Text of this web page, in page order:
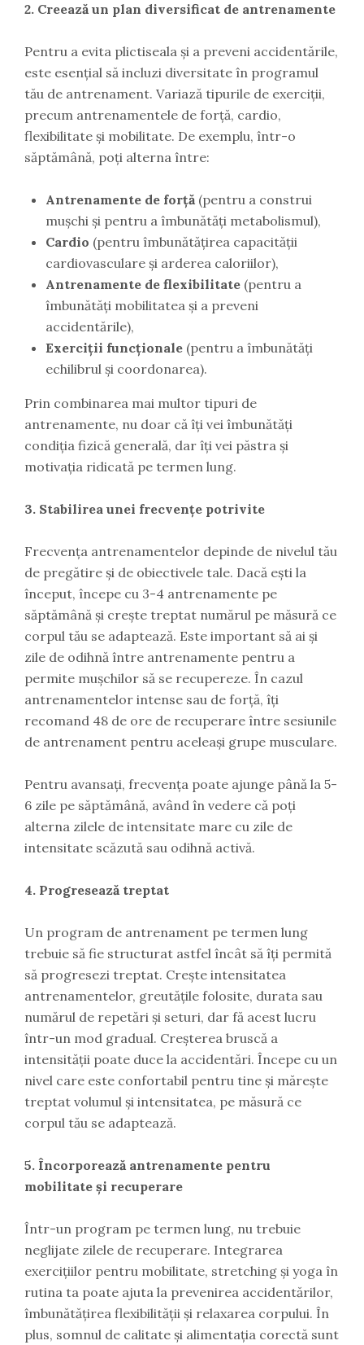
2. Creează un plan diversificat de antrenamente
Pentru a evita plictiseala și a preveni accidentările,
este esențial să incluzi diversitate în programul
tău de antrenament. Variază tipurile de exerciții,
precum antrenamentele de forță, cardio,
flexibilitate și mobilitate. De exemplu, într-o
săptămână, poți alterna între:
Antrenamente de forță (pentru a construi
mușchi și pentru a îmbunătăți metabolismul),
Cardio (pentru îmbunătățirea capacității
cardiovasculare și arderea caloriilor),
Antrenamente de flexibilitate (pentru a
îmbunătăți mobilitatea și a preveni
accidentările),
Exerciții funcționale (pentru a îmbunătăți
echilibrul și coordonarea).
Prin combinarea mai multor tipuri de
antrenamente, nu doar că îți vei îmbunătăți
condiția fizică generală, dar îți vei păstra și
motivația ridicată pe termen lung.
3. Stabilirea unei frecvențe potrivite
Frecvența antrenamentelor depinde de nivelul tău
de pregătire și de obiectivele tale. Dacă ești la
început, începe cu 3-4 antrenamente pe
săptămână și crește treptat numărul pe măsură ce
corpul tău se adaptează. Este important să ai și
zile de odihnă între antrenamente pentru a
permite mușchilor să se recupereze. În cazul
antrenamentelor intense sau de forță, îți
recomand 48 de ore de recuperare între sesiunile
de antrenament pentru aceleași grupe musculare.
Pentru avansați, frecvența poate ajunge până la 5-
6 zile pe săptămână, având în vedere că poți
alterna zilele de intensitate mare cu zile de
intensitate scăzută sau odihnă activă.
4. Progresează treptat
Un program de antrenament pe termen lung
trebuie să fie structurat astfel încât să îți permită
să progresezi treptat. Crește intensitatea
antrenamentelor, greutățile folosite, durata sau
numărul de repetări și seturi, dar fă acest lucru
într-un mod gradual. Creșterea bruscă a
intensității poate duce la accidentări. Începe cu un
nivel care este confortabil pentru tine și mărește
treptat volumul și intensitatea, pe măsură ce
corpul tău se adaptează.
5. Încorporează antrenamente pentru
mobilitate și recuperare
Într-un program pe termen lung, nu trebuie
neglijate zilele de recuperare. Integrarea
exercițiilor pentru mobilitate, stretching și yoga în
rutina ta poate ajuta la prevenirea accidentărilor,
îmbunătățirea flexibilității și relaxarea corpului. În
plus, somnul de calitate și alimentația corectă sunt